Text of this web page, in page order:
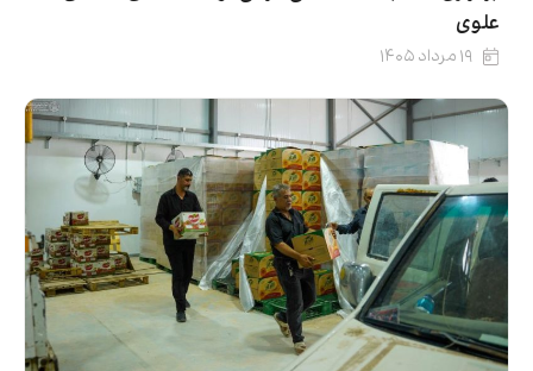
علوی
۱۹ مرداد ۱۴۰۵